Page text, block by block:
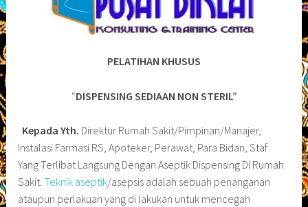
PELATIHAN KHUSUS
“DISPENSING SEDIAAN NON STERIL”
Kepada Yth. Direktur Rumah Sakit/Pimpinan/Manajer,
Instalasi Farmasi RS, Apoteker, Perawat, Para Bidan, Staf
Yang Terlibat Langsung Dengan Aseptik Dispensing Di Rumah
Sakit.Teknik aseptik/asepsis adalah sebuah penanganan
ataupun perlakuan yang di lakukan untuk mencegah